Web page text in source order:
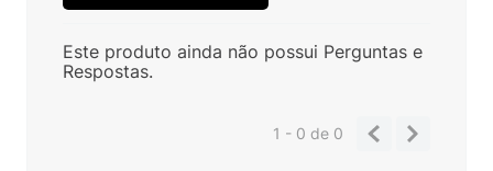
Este produto ainda não possui Perguntas e
Respostas.
1 - 0de 0